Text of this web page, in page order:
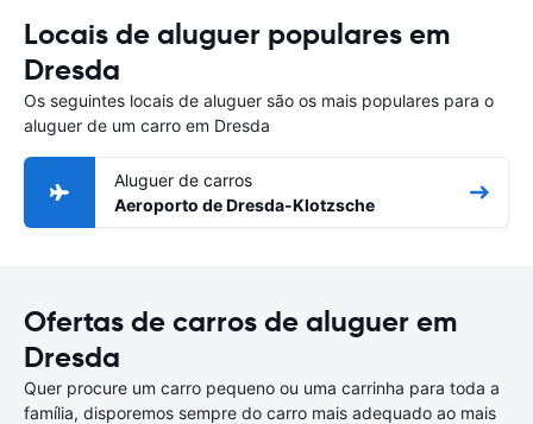
Locais de aluguer populares em
Dresda
Os seguintes locais de aluguer são os mais populares para o
aluguer de um carro em Dresda
Aluguer de carros
Aeroporto de Dresda-Klotzsche
Ofertas de carros de aluguer em
Dresda
Quer procure um carro pequeno ou uma carrinha para toda a
família, disporemos sempre do carro mais adequado ao mais